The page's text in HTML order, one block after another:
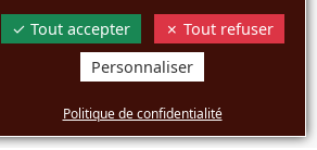
ENTREPRISE
Tout accepter
Tout refuser
Personnaliser
Politique de confidentialité